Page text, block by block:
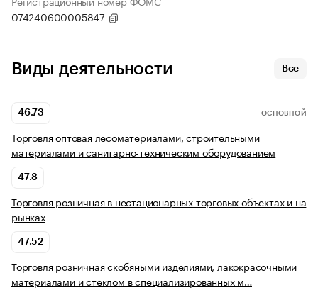
074240600005847
Виды деятельности Все
46.73 ОСНОВНОЙ
Торговля оптовая лесоматериалами, строительными
материалами и санитарно-техническим оборудованием
47.8
Торговля розничная в нестационарных торговых объектах и на
рынках
47.52
Торговля розничная скобяными изделиями, лакокрасочными
материалами и стеклом в специализированных м…